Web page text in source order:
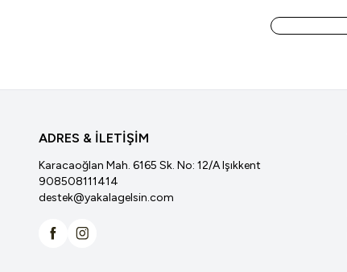
ADRES & İLETİŞİM
Karacaoğlan Mah. 6165 Sk. No: 12/A Işıkkent
908508111414
destek@yakalagelsin.com
Facebookİnstagram